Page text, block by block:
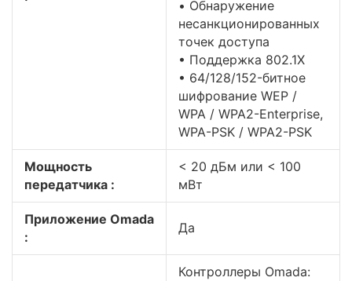
• Обнаружение
несанкционированных
точек доступа
• Поддержка 802.1X
• 64/128/152-битное
шифрование WEP /
WPA / WPA2-Enterprise,
WPA-PSK / WPA2-PSK
Мощность
передатчика :
< 20 дБм или < 100
мВт
Приложение Omada
:
Да
Контроллеры Omada: